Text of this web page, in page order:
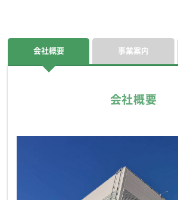
会社概要
会社概要
事業案内